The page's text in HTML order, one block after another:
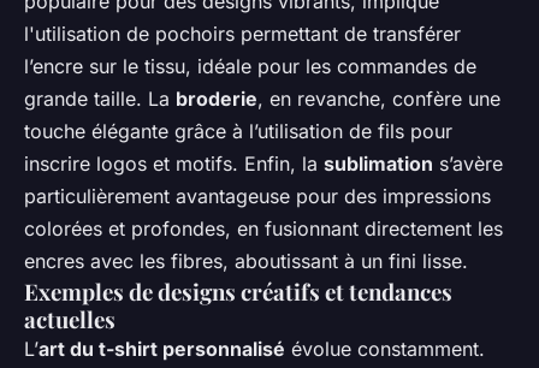
l'utilisation de pochoirs permettant de transférer
l’encre sur le tissu, idéale pour les commandes de
grande taille. La broderie, en revanche, confère une
touche élégante grâce à l’utilisation de fils pour
inscrire logos et motifs. Enfin, la sublimation s’avère
particulièrement avantageuse pour des impressions
colorées et profondes, en fusionnant directement les
encres avec les fibres, aboutissant à un fini lisse.
Exemples de designs créatifs et tendances
actuelles
L’art du t-shirt personnalisé évolue constamment.